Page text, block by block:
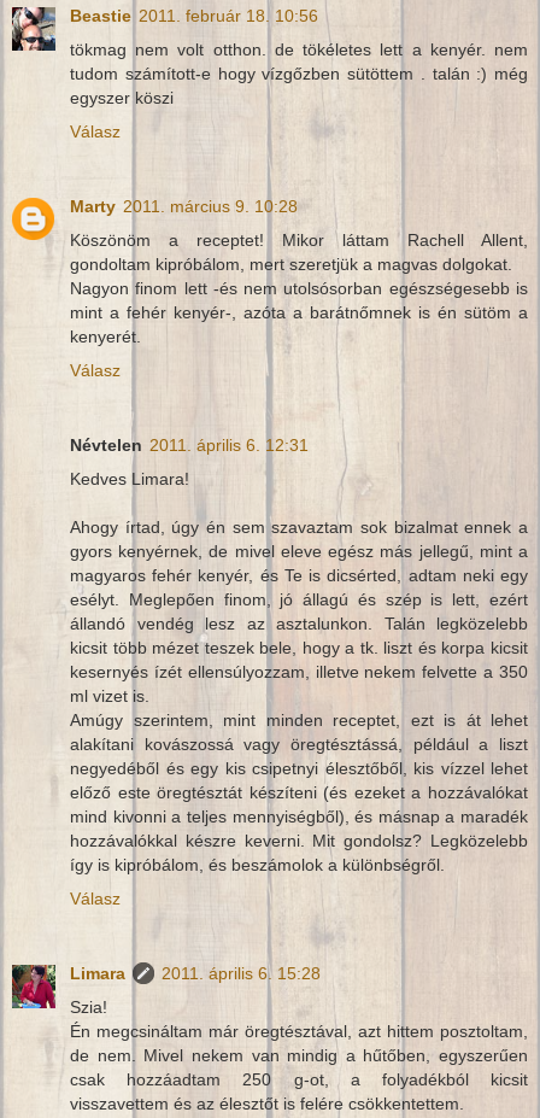
Beastie 2011. február 18. 10:56
tökmag nem volt otthon. de tökéletes lett a kenyér. nem
tudom számított-e hogy vízgőzben sütöttem . talán :) még
egyszer köszi
Válasz
Marty 2011. március 9. 10:28
Köszönöm a receptet! Mikor láttam Rachell Allent,
gondoltam kipróbálom, mert szeretjük a magvas dolgokat.
Nagyon finom lett -és nem utolsósorban egészségesebb is
mint a fehér kenyér-, azóta a barátnőmnek is én sütöm a
kenyerét.
Válasz
Névtelen 2011. április 6. 12:31
Kedves Limara!
Ahogy írtad, úgy én sem szavaztam sok bizalmat ennek a
gyors kenyérnek, de mivel eleve egész más jellegű, mint a
magyaros fehér kenyér, és Te is dicsérted, adtam neki egy
esélyt. Meglepően finom, jó állagú és szép is lett, ezért
állandó vendég lesz az asztalunkon. Talán legközelebb
kicsit több mézet teszek bele, hogy a tk. liszt és korpa kicsit
kesernyés ízét ellensúlyozzam, illetve nekem felvette a 350
ml vizet is.
Amúgy szerintem, mint minden receptet, ezt is át lehet
alakítani kovászossá vagy öregtésztássá, például a liszt
negyedéből és egy kis csipetnyi élesztőből, kis vízzel lehet
előző este öregtésztát készíteni (és ezeket a hozzávalókat
mind kivonni a teljes mennyiségből), és másnap a maradék
hozzávalókkal készre keverni. Mit gondolsz? Legközelebb
így is kipróbálom, és beszámolok a különbségről.
Válasz
Limara
2011. április 6. 15:28
Szia!
Én megcsináltam már öregtésztával, azt hittem posztoltam,
de nem. Mivel nekem van mindig a hűtőben, egyszerűen
csak hozzáadtam 250 g-ot, a folyadékból kicsit
visszavettem és az élesztőt is felére csökkentettem.